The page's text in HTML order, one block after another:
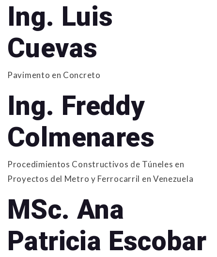
Ing. Luis
Cuevas
Pavimento en Concreto
Ing. Freddy
Colmenares
Procedimientos Constructivos de Túneles en
Proyectos del Metro y Ferrocarril en Venezuela
MSc. Ana
Patricia Escobar